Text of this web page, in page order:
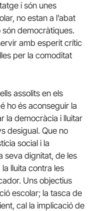
i són unes
no estan a l’abat
són democràtiques.
amb esperit crític
per la comoditat
assolits en els
ho és aconseguir la
la democràcia i lluitar
desigual. Que no
social i la
seva dignitat, de les
lluita contra les
Uns objectius
escolar; la tasca de
cal la implicació de